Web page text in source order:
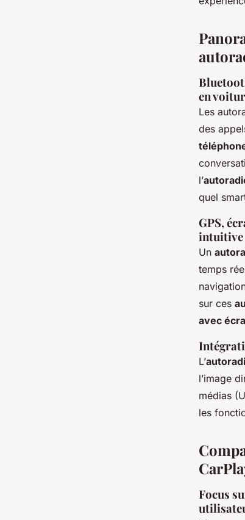
en
Les
des
l’
quel
GPS,
intuitive
Un
temps
sur ces
avec
L’
l’image
médias
les
Focus